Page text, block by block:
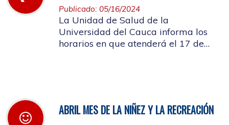
Publicado: 05/16/2024
La Unidad de Salud de la
Universidad del Cauca informa los
horarios en que atenderá el 17 de
ABRIL MES DE LA NIÑEZ Y LA RECREACIÓN